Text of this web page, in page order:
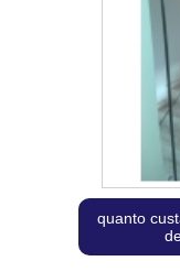
quanto